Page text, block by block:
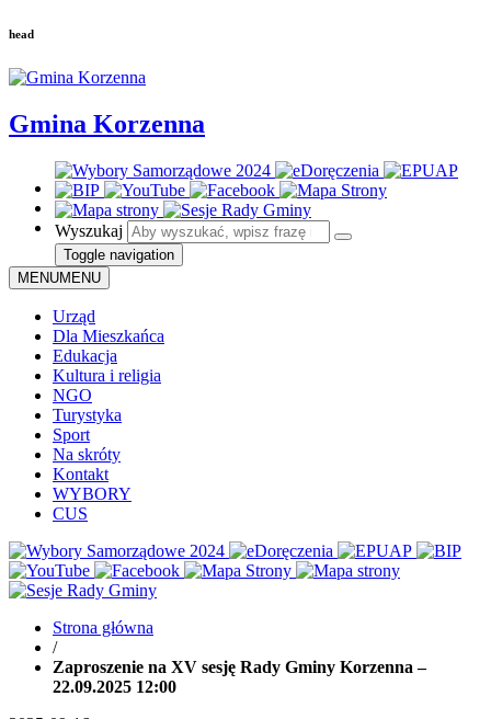
head
Gmina Korzenna
Wyszukaj
Toggle navigation
MENUMENU
Urząd
Dla Mieszkańca
Edukacja
Kultura i religia
NGO
Turystyka
Sport
Na skróty
Kontakt
WYBORY
CUS
Strona główna
/
Zaproszenie na XV sesję Rady Gminy Korzenna –
22.09.2025 12:00